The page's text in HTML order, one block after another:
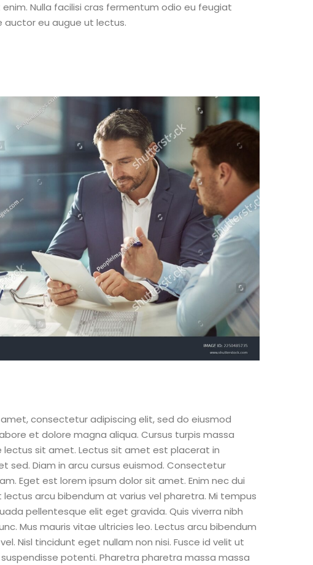
Nulla facilisi cras fermentum odio eu feugiat
auctor eu augue ut lectus.
consectetur adipiscing elit, sed do eiusmod
et dolore magna aliqua. Cursus turpis massa
lectus sit amet. Lectus sit amet est placerat in
sed. Diam in arcu cursus euismod. Consectetur
Eget est lorem ipsum dolor sit amet. Enim nec dui
arcu bibendum at varius vel pharetra. Mi tempus
pellentesque elit eget gravida. Quis viverra nibh
Mus mauris vitae ultricies leo. Lectus arcu bibendum
Nisl tincidunt eget nullam non nisi. Fusce id velit ut
potenti. Pharetra pharetra massa massa